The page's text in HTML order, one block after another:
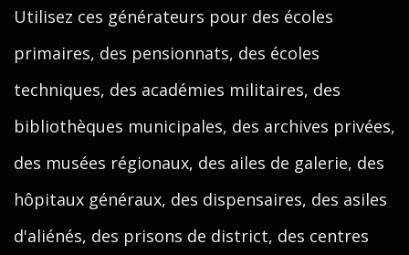
Utilisez ces générateurs pour des écoles
primaires, des pensionnats, des écoles
techniques, des académies militaires, des
bibliothèques municipales, des archives privées,
des musées régionaux, des ailes de galerie, des
hôpitaux généraux, des dispensaires, des asiles
d'aliénés, des prisons de district, des centres